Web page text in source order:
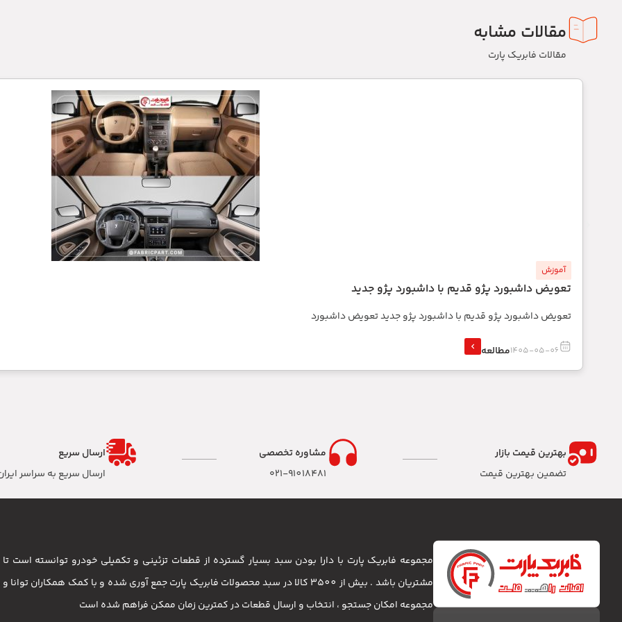
مقالات مشابه
مقالات فابریک پارت
آموزش
تعویض داشبورد پژو قدیم با داشبورد پژو جدید
تعویض داشبورد پژو قدیم با داشبورد پژو جدید تعویض داشبورد
1405-05-06مطالعه
بهترین قیمت بازار
تضمین بهترین قیمت
مشاوره تخصصی
۰۲۱-91018481
ارسال سریع
ارسال سریع به سراسر
مجموعه فابریک پارت با دارا بودن سبد بسیار گسترده از قطعات تزئینی و تکمیلی خودرو توانسته
مشتریان باشد . بیش از 3500 کالا در سبد محصولات فابریک پارت جمع آوری شده و با کمک همکاران
مجموعه امکان جستجو ، انتخاب و ارسال قطعات در کمترین زمان ممکن فراهم شده است